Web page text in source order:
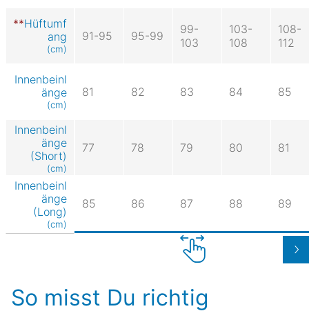
Hüftumf
ang
(cm)
91-95 95-99
99-
103
103-
108
108-
112
Innenbeinl
änge
(cm)
81 82 83 84 85
Innenbeinl
änge
(Short)
(cm)
77 78 79 80 81
Innenbeinl
änge
(Long)
(cm)
85 86 87 88 89
So misst Du richtig